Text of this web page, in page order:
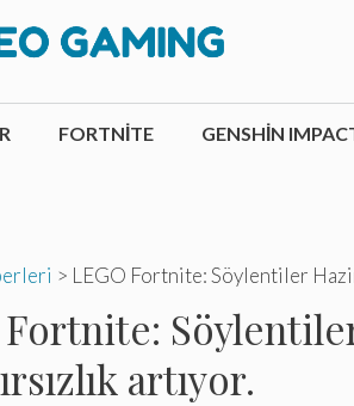
FORTNITE GENSHIN
> LEGO Fortnite: Söylentiler
artıyor.